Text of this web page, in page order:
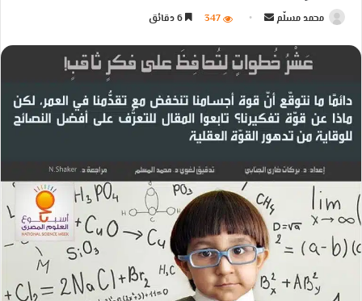
محمد مسلّم
س
ر
ي
ا
إ
ل
ك
ت
ر
و
347